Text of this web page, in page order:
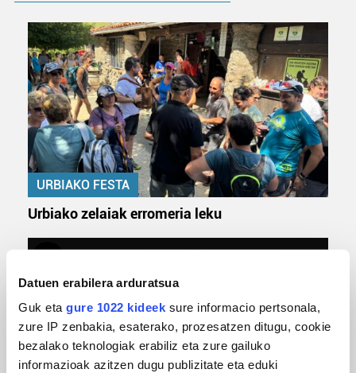
Datuen erabilera arduratsua
Guk eta gure 1022 kideek sure informacio pertsonala,
zure IP zenbakia, esaterako, prozesatzen ditugu, cookie
bezalako teknologiak erabiliz eta zure gailuko
informazioak azitzen dugu publizitate eta eduki
URBIAKO FESTA
Urbiako zelaiak erromeria leku